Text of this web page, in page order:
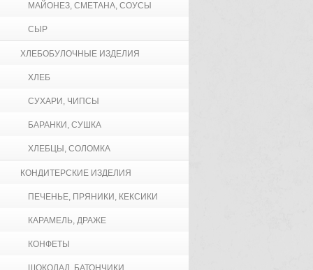
МАЙОНЕЗ, СМЕТАНА, СОУСЫ
СЫР
ХЛЕБОБУЛОЧНЫЕ ИЗДЕЛИЯ
ХЛЕБ
СУХАРИ, ЧИПСЫ
БАРАНКИ, СУШКА
ХЛЕБЦЫ, СОЛОМКА
КОНДИТЕРСКИЕ ИЗДЕЛИЯ
ПЕЧЕНЬЕ, ПРЯНИКИ, КЕКСИКИ
КАРАМЕЛЬ, ДРАЖЕ
КОНФЕТЫ
ШОКОЛАД, БАТОНЧИКИ